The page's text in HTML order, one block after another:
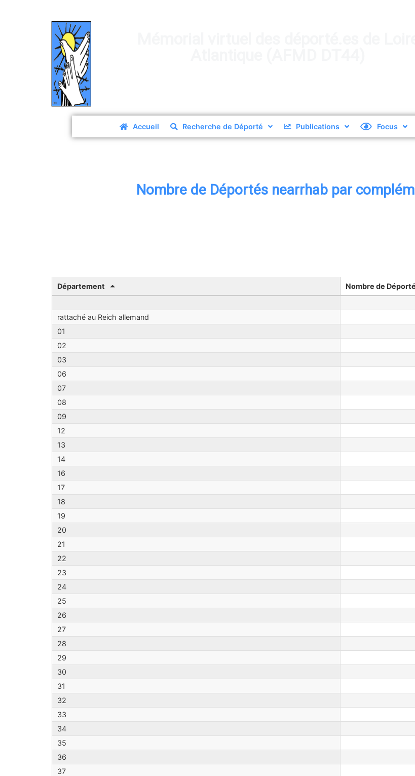
Accueil Recherche de Déporté Publications Focus
Nombre de Déportés nearrhab par
Département
Nombre de
rattaché au Reich allemand
01
02
03
06
07
08
09
12
13
14
16
17
18
19
20
21
22
23
24
25
26
27
28
29
30
31
32
33
34
35
36
37